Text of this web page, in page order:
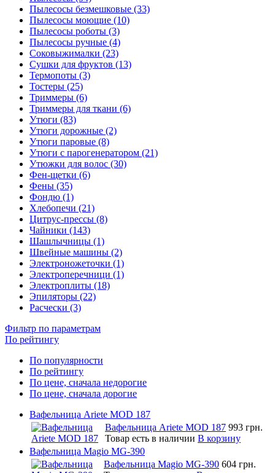
Пылесосы безмешковые (33)
Пылесосы моющие (10)
Пылесосы роботы (3)
Пылесосы ручные (4)
Соковыжималки (23)
Сушки для фруктов (13)
Термопоты (3)
Тостеры (25)
Триммеры (6)
Триммеры для ткани (6)
Утюги (83)
Утюги дорожные (2)
Утюги паровые (8)
Утюги с парогенератором (21)
Утюжки для волос (30)
Фен-щетки (6)
Фены (35)
Фондю (1)
Хлебопечи (21)
Цитрус-прессы (8)
Чайники (143)
Шашлычницы (1)
Швейные машины (2)
Электроножеточки (1)
Электроперечници (1)
Электроплиты (18)
Эпиляторы (22)
Расчески (3)
Фильтр по параметрам
По рейтингу
По популярности
По рейтингу
По цене, сначала недорогие
По цене, сначала дорогие
Вафельница Ariete MOD 187
Вафельница Ariete MOD 187 993 грн.
Товар есть в наличии В корзину
Вафельница Magio MG-390
Вафельница Magio MG-390 604 грн.